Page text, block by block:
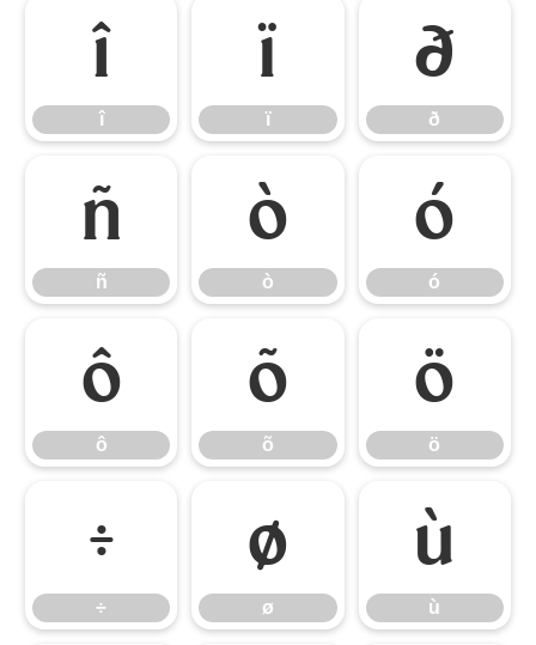
î
î
ï
ï
ð
ð
ñ
ñ
ò
ò
ó
ó
ô
ô
õ
õ
ö
ö
÷
÷
ø
ø
ù
ù